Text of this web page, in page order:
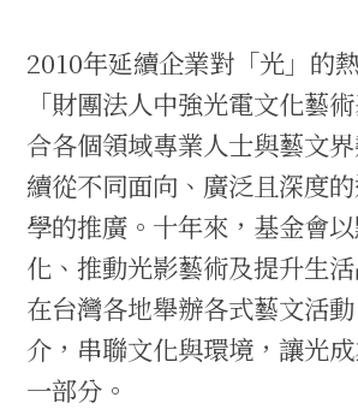
2010年延續企業對「光」的
「財團法人中強光電文化藝
合各個領域專業人士與藝文
續從不同面向、廣泛且深度
學的推廣。十年來，基金會
化、推動光影藝術及提升生活
在台灣各地舉辦各式藝文活
介，串聯文化與環境，讓光
一部分。